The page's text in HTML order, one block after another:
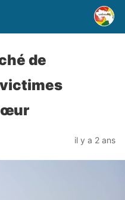
de
victimes
il y a 2 ans